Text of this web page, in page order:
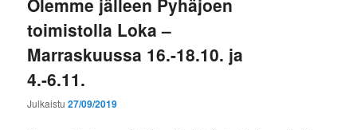
toimistolla Loka –
Marraskuussa 16.-18.10. ja
4.-6.11.
Julkaistu27/09/2019